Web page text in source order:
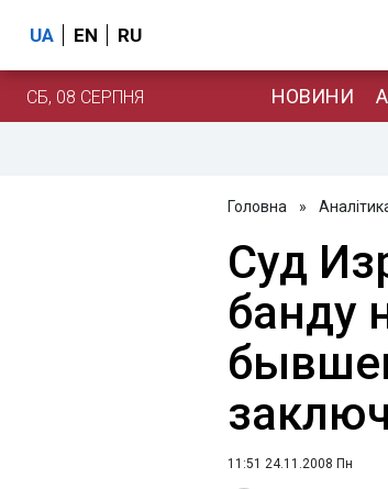
UA EN RU
СБ, 08 СЕРПНЯ НОВИНИ
Головна »
Суд
банду
11:51 24.11.2008 Пн